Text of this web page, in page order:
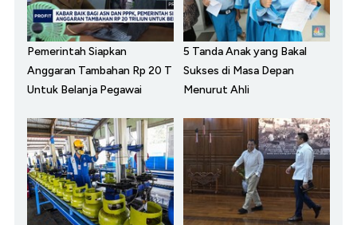
Pemerintah Siapkan
Anggaran Tambahan Rp 20 T
Untuk Belanja Pegawai
5 Tanda Anak yang Bakal
Sukses di Masa Depan
Menurut Ahli